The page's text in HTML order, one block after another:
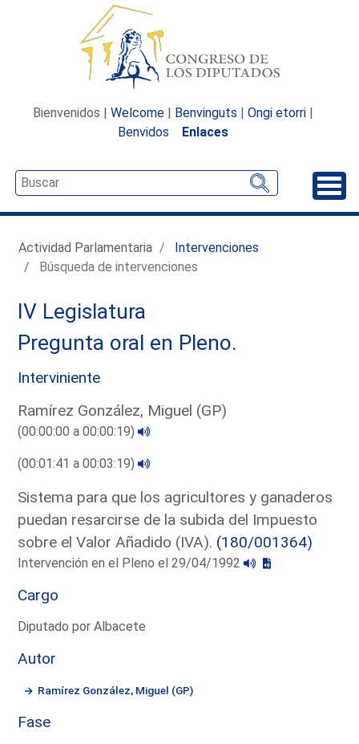
Bienvenidos | Welcome | Benvinguts | Ongi etorri |
Benvidos
Enlaces
Actividad Parlamentaria
Intervenciones
Búsqueda de intervenciones
IV Legislatura
Pregunta oral en Pleno.
Interviniente
Ramírez González, Miguel (GP)
(00:00:00 a 00:00:19)
(00:01:41 a 00:03:19)
Sistema para que los agricultores y ganaderos
puedan resarcirse de la subida del Impuesto
sobre el Valor Añadido (IVA). (180/001364)
Intervención en el Pleno el 29/04/1992
Cargo
Diputado por Albacete
Autor
Ramírez González, Miguel (GP)
Fase